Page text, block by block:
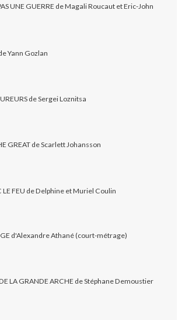
UNE GUERRE de Magali Roucaut et Eric-John
Yann Gozlan
de Sergei Loznitsa
GREAT de Scarlett Johansson
LE FEU de Delphine et Muriel Coulin
d'Alexandre Athané (court-métrage)
LA GRANDE ARCHE de Stéphane Demoustier